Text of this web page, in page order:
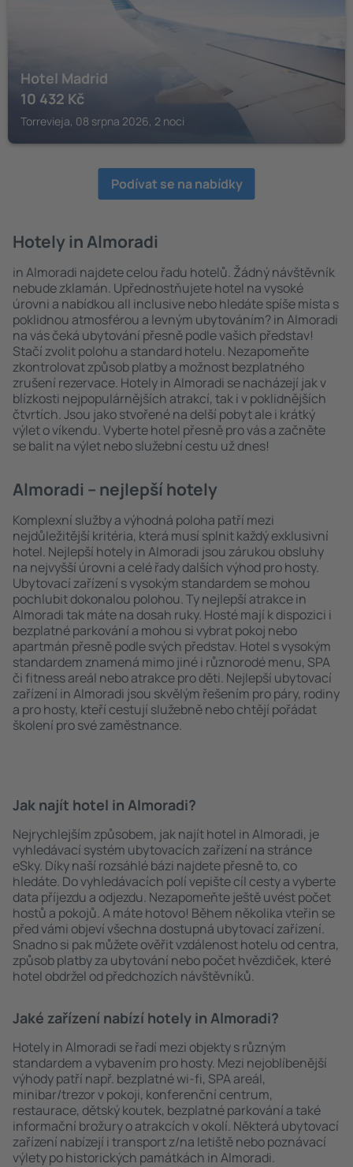
Hotel Madrid
10 432 Kč
Torrevieja, 08 srpna 2026, 2 noci
Podívat se na nabídky
Hotely in Almoradi
in Almoradi najdete celou řadu hotelů. Žádný návštěvník
nebude zklamán. Upřednostňujete hotel na vysoké
úrovni a nabídkou all inclusive nebo hledáte spíše místa s
poklidnou atmosférou a levným ubytováním? in Almoradi
na vás čeká ubytování přesně podle vašich představ!
Stačí zvolit polohu a standard hotelu. Nezapomeňte
zkontrolovat způsob platby a možnost bezplatného
zrušení rezervace. Hotely in Almoradi se nacházejí jak v
blízkosti nejpopulárnějších atrakcí, tak i v poklidnějších
čtvrtích. Jsou jako stvořené na delší pobyt ale i krátký
výlet o víkendu. Vyberte hotel přesně pro vás a začněte
se balit na výlet nebo služební cestu už dnes!
Almoradi – nejlepší hotely
Komplexní služby a výhodná poloha patří mezi
nejdůležitější kritéria, která musí splnit každý exklusivní
hotel. Nejlepší hotely in Almoradi jsou zárukou obsluhy
na nejvyšší úrovni a celé řady dalších výhod pro hosty.
Ubytovací zařízení s vysokým standardem se mohou
pochlubit dokonalou polohou. Ty nejlepší atrakce in
Almoradi tak máte na dosah ruky. Hosté mají k dispozici i
bezplatné parkování a mohou si vybrat pokoj nebo
apartmán přesně podle svých představ. Hotel s vysokým
standardem znamená mimo jiné i různorodé menu, SPA
či fitness areál nebo atrakce pro děti. Nejlepší ubytovací
zařízení in Almoradi jsou skvělým řešením pro páry, rodiny
a pro hosty, kteří cestují služebně nebo chtějí pořádat
školení pro své zaměstnance.
Jak najít hotel in Almoradi?
Nejrychlejším způsobem, jak najít hotel in Almoradi, je
vyhledávací systém ubytovacích zařízení na stránce
eSky. Díky naší rozsáhlé bázi najdete přesně to, co
hledáte. Do vyhledávacích polí vepište cíl cesty a vyberte
data příjezdu a odjezdu. Nezapomeňte ještě uvést počet
hostů a pokojů. A máte hotovo! Během několika vteřin se
před vámi objeví všechna dostupná ubytovací zařízení.
Snadno si pak můžete ověřit vzdálenost hotelu od centra,
způsob platby za ubytování nebo počet hvězdiček, které
hotel obdržel od předchozích návštěvníků.
Jaké zařízení nabízí hotely in Almoradi?
Hotely in Almoradi se řadí mezi objekty s různým
standardem a vybavením pro hosty. Mezi nejoblíbenější
výhody patří např. bezplatné wi-fi, SPA areál,
minibar/trezor v pokoji, konferenční centrum,
restaurace, dětský koutek, bezplatné parkování a také
informační brožury o atrakcích v okolí. Některá ubytovací
zařízení nabízejí i transport z/na letiště nebo poznávací
výlety po historických památkách in Almoradi.